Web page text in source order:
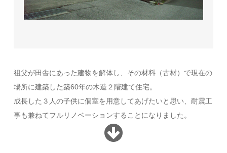
祖父が田舎にあった建物を解体し、その材料（古材）で現在の
場所に建築した築60年の木造２階建て住宅。
成長した３人の子供に個室を用意してあげたいと思い、耐震工
事も兼ねてフルリノベーションすることになりました。